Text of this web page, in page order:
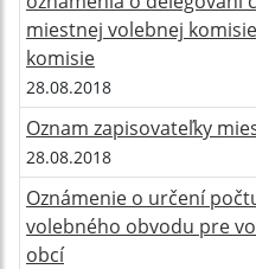
miestnej volebnej
komisie
28.08.2018
Oznam zapisovateľky
28.08.2018
Oznámenie o určení
volebného obvodu pre
obcí